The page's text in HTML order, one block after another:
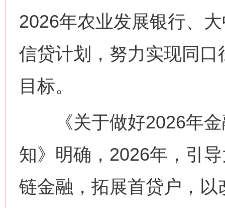
2026年农业发展银行、
信贷计划，努力实现同
目标。
《关于做好2026年金
知》明确，2026年，引
链金融，拓展首贷户，